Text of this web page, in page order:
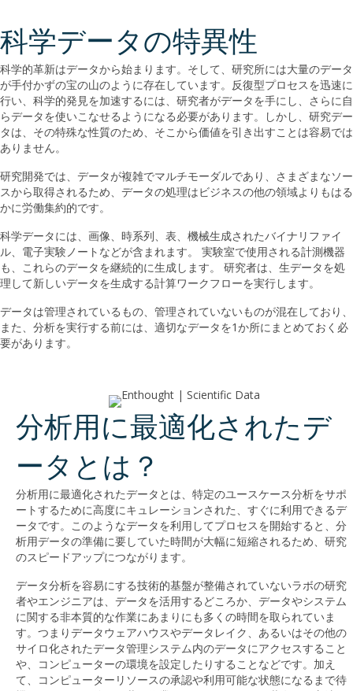
科学データの特異性
科学的革新はデータから始まります。そして、研究所には大量のデータ
が手付かずの宝の山のように存在しています。反復型プロセスを迅速に
行い、科学的発見を加速するには、研究者がデータを手にし、さらに自
らデータを使いこなせるようになる必要があります。しかし、研究デー
タは、その特殊な性質のため、そこから価値を引き出すことは容易では
ありません。
研究開発では、データが複雑でマルチモーダルであり、さまざまなソー
スから取得されるため、データの処理はビジネスの他の領域よりもはる
かに労働集約的です。
科学データには、画像、時系列、表、機械生成されたバイナリファイ
ル、電子実験ノートなどが含まれます。 実験室で使用される計測機器
も、これらのデータを継続的に生成します。 研究者は、生データを処
理して新しいデータを生成する計算ワークフローを実行します。
データは管理されているもの、管理されていないものが混在しており、
また、分析を実行する前には、適切なデータを1か所にまとめておく必
要があります。
分析用に最適化されたデ
ータとは？
分析用に最適化されたデータとは、特定のユースケース分析をサポ
ートするために高度にキュレーションされた、すぐに利用できるデ
ータです。このようなデータを利用してプロセスを開始すると、分
析用データの準備に要していた時間が大幅に短縮されるため、研究
のスピードアップにつながります。
データ分析を容易にする技術的基盤が整備されていないラボの研究
者やエンジニアは、データを活用するどころか、データやシステム
に関する非本質的な作業にあまりにも多くの時間を取られていま
す。つまりデータウェアハウスやデータレイク、あるいはその他の
サイロ化されたデータ管理システム内のデータにアクセスすること
や、コンピューターの環境を設定したりすることなどです。加え
て、コンピューターリソースの承認や利用可能な状態になるまで待